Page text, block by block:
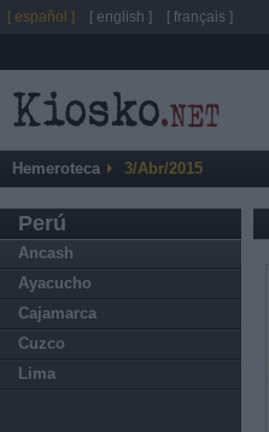
Hemeroteca 3/Abr/2015
Perú
Ancash
Ayacucho
Cajamarca
Cuzco
Lima
[ español ] [ english ] [ français ]